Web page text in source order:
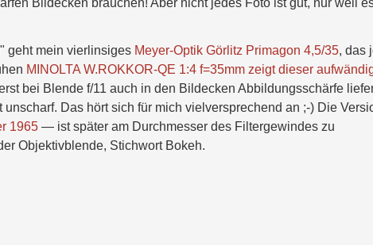
Bildecken brauchen! Aber nicht jedes Foto ist gut, nur weil
geht mein vierlinsiges Meyer-Optik Görlitz Primagon 4,5/35, das
MINOLTA W.ROKKOR-QE 1:4 f=35mm zeigt dieser
bei Blende f/11 auch in den Bildecken Abbildungsschärfe
Das hört sich für mich vielversprechend an ;-) Die
1965 — ist später am Durchmesser des Filtergewindes zu
Objektivblende, Stichwort Bokeh.